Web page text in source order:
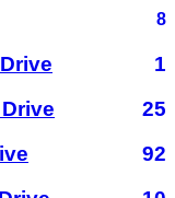
8
1
25
92